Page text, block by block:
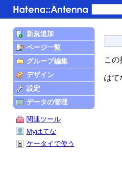
この
はて
新規追加
ページ一覧
グループ編集
デザイン
設定
データの管理
関連ツール
Myはてな
ケータイで使う